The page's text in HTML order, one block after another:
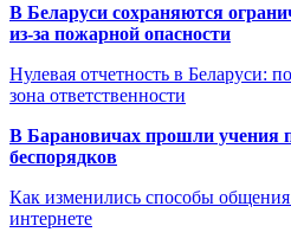
В Беларуси сохраняются
из-за пожарной опасности
Нулевая отчетность в Беларуси:
зона ответственности
В Барановичах прошли учения
беспорядков
Как изменились способы
интернете